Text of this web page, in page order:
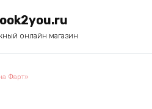
онлайн магазин
Фарт»